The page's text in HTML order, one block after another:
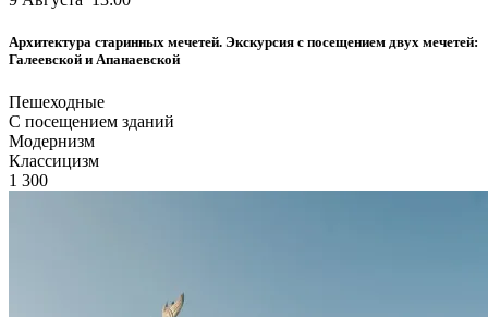
Архитектура старинных мечетей. Экскурсия с посещением двух мечетей:
Галеевской и Апанаевской
Пешеходные
С посещением зданий
Модернизм
Классицизм
1 300